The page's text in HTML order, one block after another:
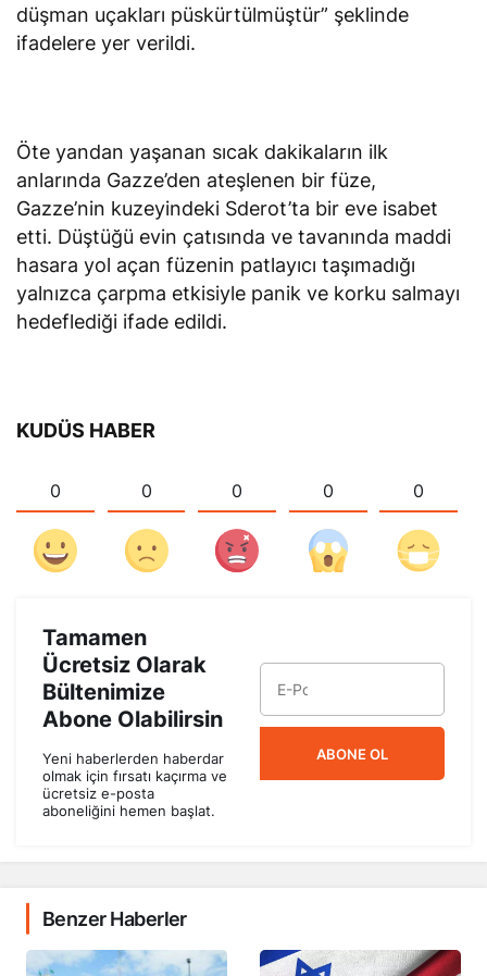
düşman uçakları püskürtülmüştür” şeklinde
ifadelere yer verildi.
Öte yandan yaşanan sıcak dakikaların ilk
anlarında Gazze’den ateşlenen bir füze,
Gazze’nin kuzeyindeki Sderot’ta bir eve isabet
etti. Düştüğü evin çatısında ve tavanında maddi
hasara yol açan füzenin patlayıcı taşımadığı
yalnızca çarpma etkisiyle panik ve korku salmayı
hedeflediği ifade edildi.
KUDÜS HABER
0 0 0 0 0
Tamamen
Ücretsiz Olarak
Bültenimize
Abone Olabilirsin
Yeni haberlerden haberdar
olmak için fırsatı kaçırma ve
ücretsiz e-posta
aboneliğini hemen başlat.
ABONE OL
Benzer Haberler